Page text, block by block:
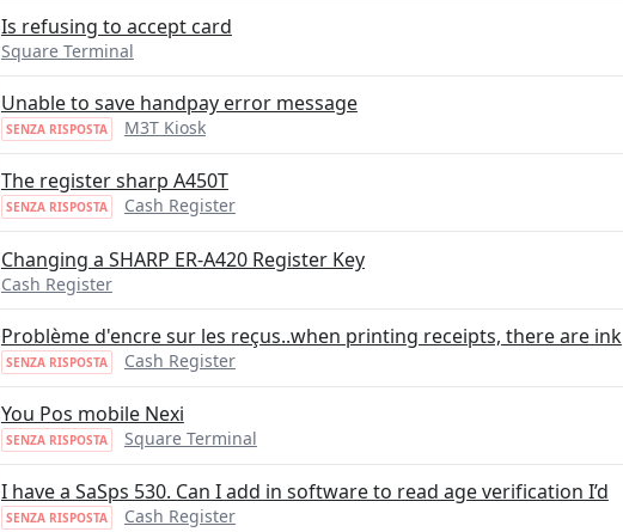
Is refusing to accept card
Square Terminal
Unable to save handpay error message
SENZA RISPOSTA M3T Kiosk
The register sharp A450T
SENZA RISPOSTA Cash Register
Changing a SHARP ER-A420 Register Key
Cash Register
Problème d'encre sur les reçus..when printing receipts, there are ink
SENZA RISPOSTA Cash Register
You Pos mobile Nexi
SENZA RISPOSTA Square Terminal
I have a SaSps 530. Can I add in software to read age verification I’d
SENZA RISPOSTA Cash Register